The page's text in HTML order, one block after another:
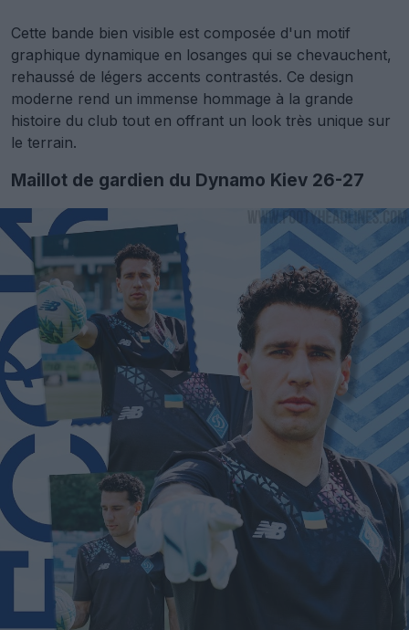
Cette bande bien visible est composée d'un motif
graphique dynamique en losanges qui se chevauchent,
rehaussé de légers accents contrastés. Ce design
moderne rend un immense hommage à la grande
histoire du club tout en offrant un look très unique sur
le terrain.
Maillot de gardien du Dynamo Kiev 26-27